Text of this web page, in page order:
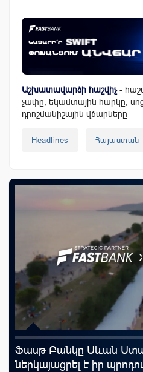
Աշխատավարձի հաշվիչ -
չափը, եկամտային հարկը,
դրոշմանիշային վճարները
Headlines Հայաստան
Ֆասթ Բանկը Սևան
ներկայացրել է իր